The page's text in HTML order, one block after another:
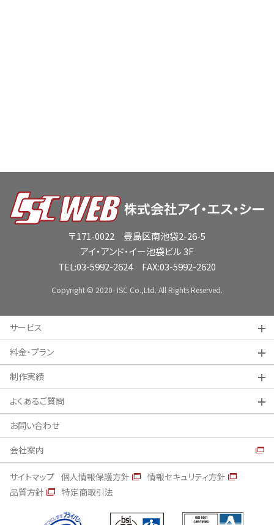
サイトマップ 個人情報保護方針
情報セキュリティ方針
品質方針
特定商取引法
〒171-0022 豊島区南池袋2-26-5
アイ・アンド・イー池袋ビル 3F
TEL:03-5992-2624FAX:03-5992-2620
Copyright © 2020- ISC Co.,Ltd. All Rights Reserved.
サービス
料金・プラン
制作実績
よくあるご質問
お問い合わせ
会社案内